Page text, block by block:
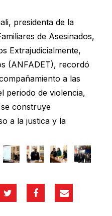
presidenta de la
de Asesinados,
Extrajudicialmente,
(ANFADET), recordó
a las
periodo de violencia,
construye
a la justica y la